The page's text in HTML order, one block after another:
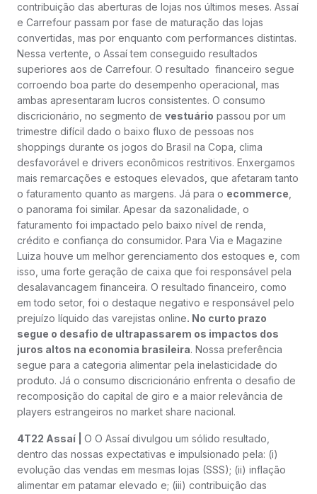
contribuição das aberturas de lojas nos últimos meses. Assaí
e Carrefour passam por fase de maturação das lojas
convertidas, mas por enquanto com performances distintas.
Nessa vertente, o Assaí tem conseguido resultados
superiores aos de Carrefour. O resultado financeiro segue
corroendo boa parte do desempenho operacional, mas
ambas apresentaram lucros consistentes. O consumo
discricionário, no segmento de vestuário passou por um
trimestre difícil dado o baixo fluxo de pessoas nos
shoppings durante os jogos do Brasil na Copa, clima
desfavorável e drivers econômicos restritivos. Enxergamos
mais remarcações e estoques elevados, que afetaram tanto
o faturamento quanto as margens. Já para o ecommerce
o panorama foi similar. Apesar da sazonalidade, o
faturamento foi impactado pelo baixo nível de renda,
crédito e confiança do consumidor. Para Via e Magazine
Luiza houve um melhor gerenciamento dos estoques e, com
isso, uma forte geração de caixa que foi responsável pela
desalavancagem financeira. O resultado financeiro, como
em todo setor, foi o destaque negativo e responsável pelo
prejuízo líquido das varejistas online. No curto prazo
segue o desafio de ultrapassarem os impactos dos
juros altos na economia brasileira. Nossa preferência
segue para a categoria alimentar pela inelasticidade do
produto. Já o consumo discricionário enfrenta o desafio de
recomposição do capital de giro e a maior relevância de
players estrangeiros no market share nacional.
4T22 Assaí | O O Assaí divulgou um sólido resultado,
dentro das nossas expectativas e impulsionado pela: (i)
evolução das vendas em mesmas lojas (SSS); (ii) inflação
alimentar em patamar elevado e; (iii) contribuição das